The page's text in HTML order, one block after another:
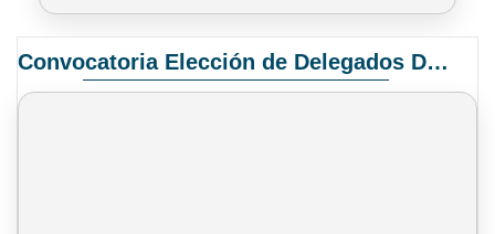
Convocatoria Elección de Delegados Docentes para el XIV Congreso Nacional de Universidades